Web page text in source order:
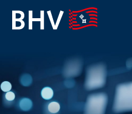
the
content